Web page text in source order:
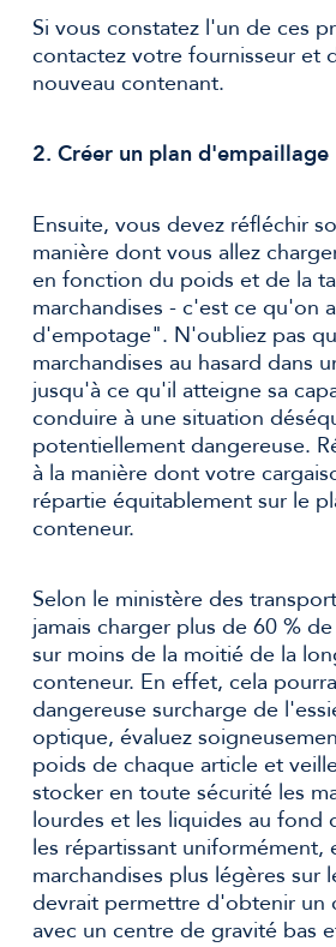
Si vous constatez l'un de ces
contactez votre fournisseur et
nouveau contenant.
2. Créer un plan d'empaillage
Ensuite, vous devez réfléchir
manière dont vous allez
en fonction du poids et de la
marchandises - c'est ce qu'on
d'empotage". N'oubliez pas
marchandises au hasard dans
jusqu'à ce qu'il atteigne sa
conduire à une situation
potentiellement dangereuse.
à la manière dont votre
répartie équitablement sur le
conteneur.
Selon le ministère des
jamais charger plus de 60 %
sur moins de la moitié de la
conteneur. En effet, cela
dangereuse surcharge de
optique, évaluez
poids de chaque article et
stocker en toute sécurité les
lourdes et les liquides au fond
les répartissant uniformément,
marchandises plus légères sur
devrait permettre d'obtenir un
avec un centre de gravité bas